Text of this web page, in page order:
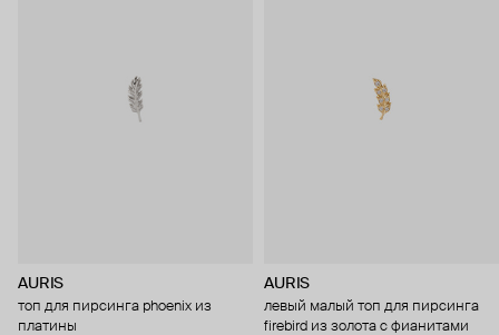
AURIS
топ для пирсинга phoenix из
платины
AURIS
левый малый топ для пирсинга
firebird из золота с фианитами